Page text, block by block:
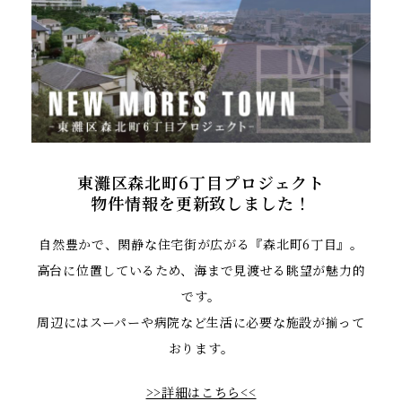
東灘区森北町6丁目プロジェクト
物件情報を更新致しました！
自然豊かで、閑静な住宅街が広がる『森北町6丁目』。
高台に位置しているため、海まで見渡せる眺望が魅力的
です。
周辺にはスーパーや病院など生活に必要な施設が揃って
おります。
>>詳細はこちら<<